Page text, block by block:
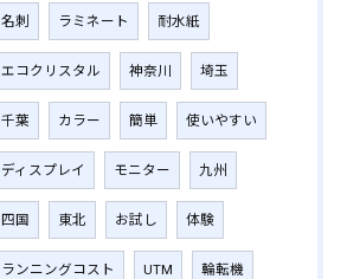
名刺 ラミネート 耐水紙
エコクリスタル 神奈川 埼玉
千葉 カラー 簡単 使いやすい
ディスプレイ モニター 九州
四国 東北 お試し 体験
ランニングコスト UTM 輪転機